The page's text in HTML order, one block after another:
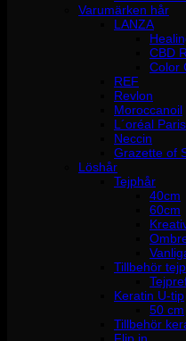
Varumärken hår
LANZA
CBD
Color
REF
Revlon
Moroccanoil
L´oréal Paris
Neccin
Grazette of
Löshår
Tejphår
40cm
60cm
Tillbehör
Keratin U-tip
50 cm
Tillbehör
Flip in